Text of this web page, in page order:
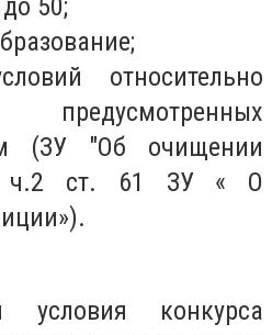
относительно
(ЗУ "Об очищении
ч.2 ст. 61 ЗУ « О
условия конкурса